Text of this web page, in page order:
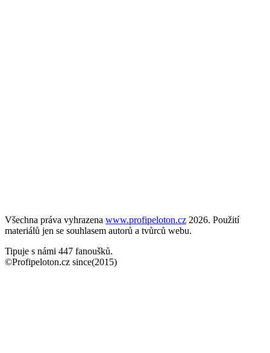
Všechna práva vyhrazena www.profipeloton.cz 2026. Použití
materiálů jen se souhlasem autorů a tvůrců webu.
Tipuje s námi 447 fanoušků.
©Profipeloton.cz since(2015)